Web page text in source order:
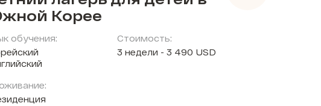
Корее
обучения:
Стоимость:
3 недели - 3 490 USD